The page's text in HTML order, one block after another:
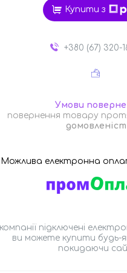
Купити з
+380 (67) 320-
повернення товару
підключені
ви можете купити будь-
покидаючи